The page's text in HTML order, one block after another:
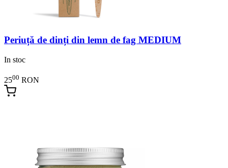
Periuță de dinți din lemn de fag MEDIUM
In stoc
2500 RON